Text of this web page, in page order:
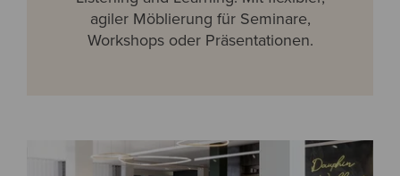
agiler Möblierung für Seminare,
Workshops oder Präsentationen.